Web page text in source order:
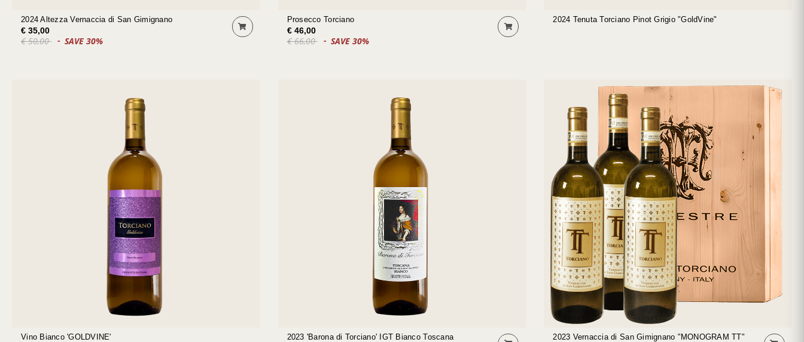
2024 Altezza Vernaccia di San Gimignano
€ 35,00
€ 50,00 SAVE 30%
Prosecco Torciano
€ 46,00
€ 66,00 SAVE 30%
2024 Tenuta Torciano Pinot Grigio "GoldVine"
Vino Bianco 'GOLDVINE' 2023 'Barona di Torciano' IGT Bianco Toscana 2023 Vernaccia di San Gimignano "MONOGRAM TT"